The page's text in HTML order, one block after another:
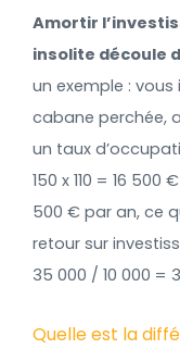
Amortir
insolite découle
un exemple :
cabane perchée,
un taux
150 x 110 = 16
500 € par an, ce
retour sur
35 000 / 10 000 =
Quelle est la